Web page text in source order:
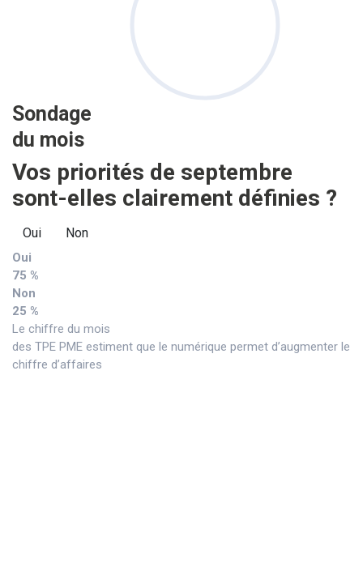
Sondage
du mois
Vos priorités de septembre
sont-elles clairement définies ?
Oui Non
Oui
75 %
Non
25 %
Le chiffre du mois
des TPE PME estiment que le numérique permet d’augmenter le
chiffre d’affaires